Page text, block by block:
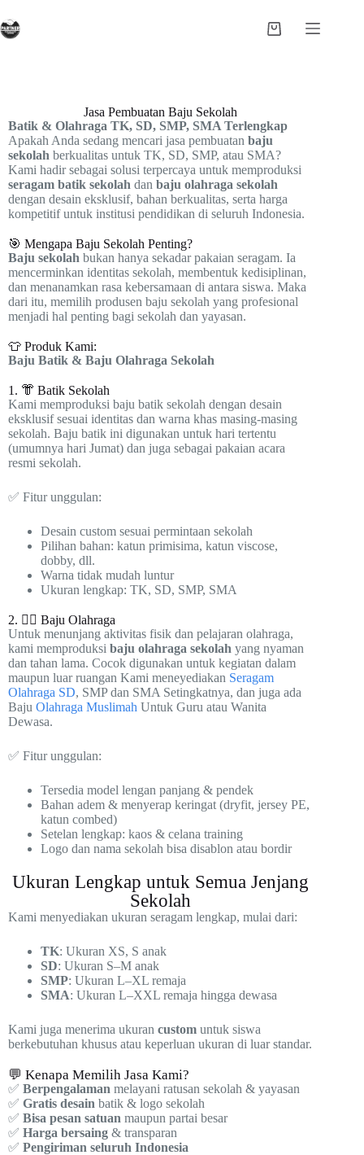
Jasa Pembuatan Baju Sekolah
Batik & Olahraga TK, SD, SMP, SMA Terlengkap
Apakah Anda sedang mencari jasa pembuatan baju
sekolah berkualitas untuk TK, SD, SMP, atau SMA?
Kami hadir sebagai solusi terpercaya untuk memproduksi
seragam batik sekolah dan baju olahraga sekolah
dengan desain eksklusif, bahan berkualitas, serta harga
kompetitif untuk institusi pendidikan di seluruh Indonesia.
🎯 Mengapa Baju Sekolah Penting?
Baju sekolah bukan hanya sekadar pakaian seragam. Ia
mencerminkan identitas sekolah, membentuk kedisiplinan,
dan menanamkan rasa kebersamaan di antara siswa. Maka
dari itu, memilih produsen baju sekolah yang profesional
menjadi hal penting bagi sekolah dan yayasan.
👕 Produk Kami:
Baju Batik & Baju Olahraga Sekolah
1. 👘 Batik Sekolah
Kami memproduksi baju batik sekolah dengan desain
eksklusif sesuai identitas dan warna khas masing-masing
sekolah. Baju batik ini digunakan untuk hari tertentu
(umumnya hari Jumat) dan juga sebagai pakaian acara
resmi sekolah.
✅ Fitur unggulan:
Desain custom sesuai permintaan sekolah
Pilihan bahan: katun primisima, katun viscose,
dobby, dll.
Warna tidak mudah luntur
Ukuran lengkap: TK, SD, SMP, SMA
2. 🏃‍♂️ Baju Olahraga
Untuk menunjang aktivitas fisik dan pelajaran olahraga,
kami memproduksi baju olahraga sekolah yang nyaman
dan tahan lama. Cocok digunakan untuk kegiatan dalam
maupun luar ruangan Kami meneyediakan Seragam
Olahraga SD, SMP dan SMA Setingkatnya, dan juga ada
Baju Olahraga Muslimah Untuk Guru atau Wanita
Dewasa.
✅ Fitur unggulan:
Tersedia model lengan panjang & pendek
Bahan adem & menyerap keringat (dryfit, jersey PE,
katun combed)
Setelan lengkap: kaos & celana training
Logo dan nama sekolah bisa disablon atau bordir
Ukuran Lengkap untuk Semua Jenjang
Sekolah
Kami menyediakan ukuran seragam lengkap, mulai dari:
TK: Ukuran XS, S anak
SD: Ukuran S–M anak
SMP: Ukuran L–XL remaja
SMA: Ukuran L–XXL remaja hingga dewasa
Kami juga menerima ukuran custom untuk siswa
berkebutuhan khusus atau keperluan ukuran di luar standar.
💬 Kenapa Memilih Jasa Kami?
✅ Berpengalaman melayani ratusan sekolah & yayasan
✅ Gratis desain batik & logo sekolah
✅ Bisa pesan satuan maupun partai besar
✅ Harga bersaing & transparan
✅ Pengiriman seluruh Indonesia